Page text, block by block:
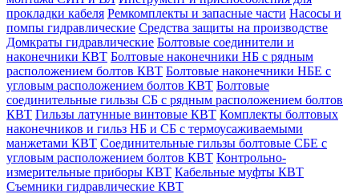
прокладки кабеля Ремкомплекты и запасные части Насосы и
помпы гидравлические Средства защиты на производстве
Домкраты гидравлические Болтовые соединители и
наконечники КВТ Болтовые наконечники НБ с рядным
расположением болтов КВТ Болтовые наконечники НБЕ с
угловым расположением болтов КВТ Болтовые
соединительные гильзы СБ с рядным расположением болтов
КВТ Гильзы латунные винтовые КВТ Комплекты болтовых
наконечников и гильз НБ и СБ с термоусаживаемыми
манжетами КВТ Соединительные гильзы болтовые CБЕ с
угловым расположением болтов КВТ Контрольно-
измерительные приборы КВТ Кабельные муфты КВТ
Съемники гидравлические КВТ